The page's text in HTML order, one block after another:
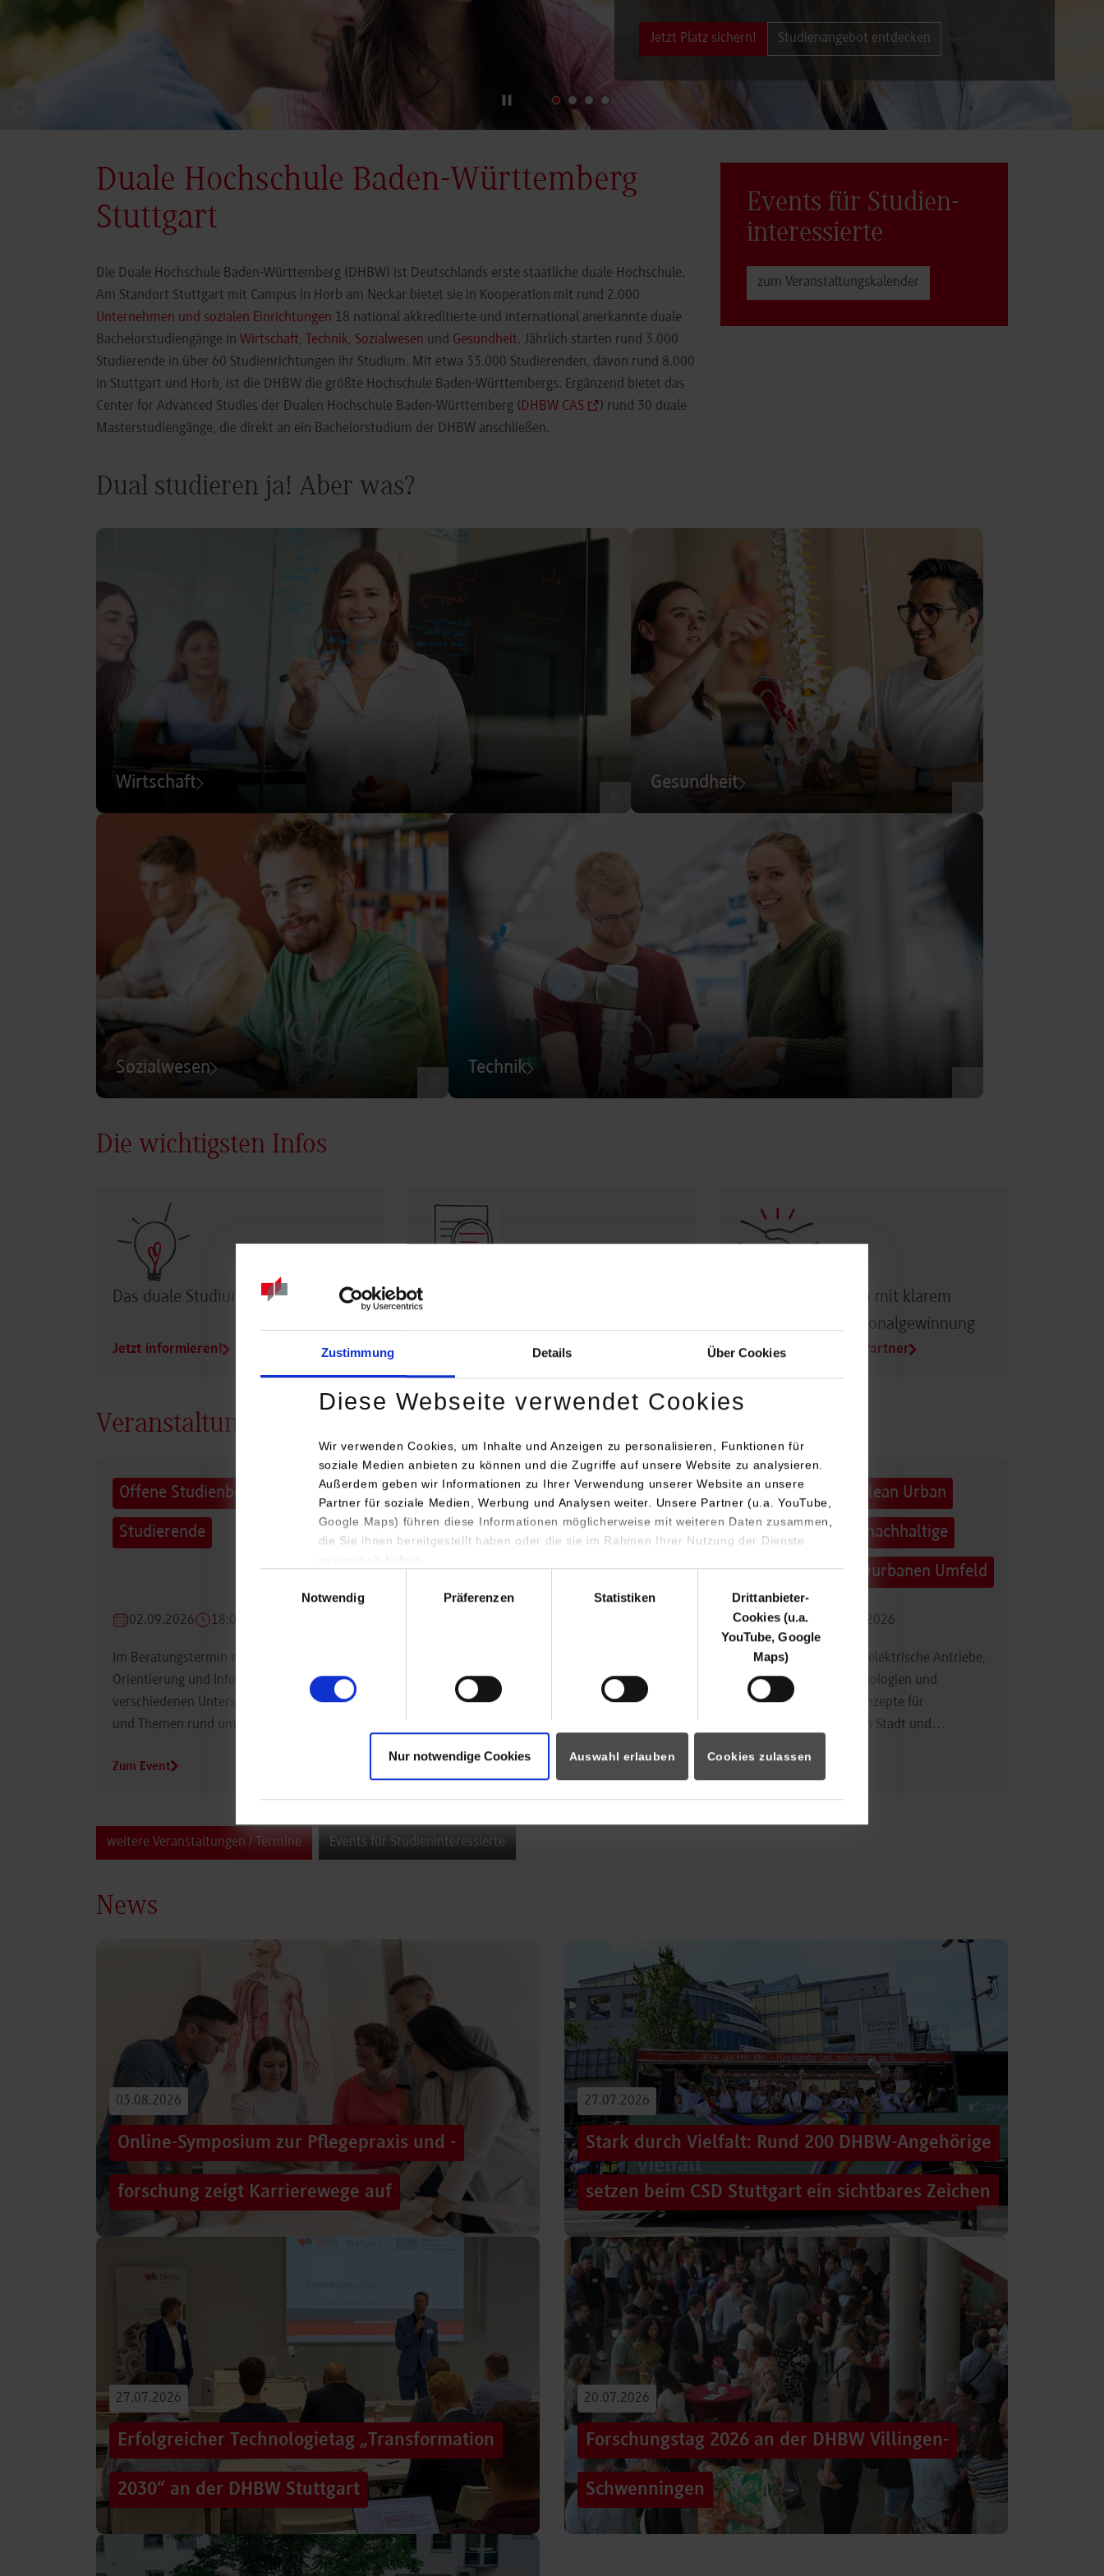
Zustimmung Details Über Cookies
Diese Webseite verwendet Cookies
Wir verwenden Cookies, um Inhalte und Anzeigen zu personalisieren, Funktionen für
soziale Medien anbieten zu können und die Zugriffe auf unsere Website zu analysieren.
Außerdem geben wir Informationen zu Ihrer Verwendung unserer Website an unsere
Partner für soziale Medien, Werbung und Analysen weiter. Unsere Partner (u.a. YouTube,
Google Maps) führen diese Informationen möglicherweise mit weiteren Daten zusammen,
die Sie ihnen bereitgestellt haben oder die sie im Rahmen Ihrer Nutzung der Dienste
Notwendig
Präferenzen Statistiken
Drittanbieter-
Cookies (u.a.
YouTube, Google
Maps)
Nur notwendige Cookies Auswahl erlauben Cookies zulassen
Jetzt Platz sichern! Studienangebot entdecken
Duale Hochschule Baden-Württemberg
Stuttgart
Die Duale Hochschule Baden-Württemberg (DHBW) ist Deutschlands erste staatliche duale Hochschule.
Am Standort Stuttgart mit Campus in Horb am Neckar bietet sie in Kooperation mit rund 2.000
Unternehmen und sozialen Einrichtungen 18 national akkreditierte und international anerkannte duale
Bachelorstudiengänge in Wirtschaft, Technik, Sozialwesen und Gesundheit. Jährlich starten rund 3.000
Studierende in über 60 Studienrichtungen ihr Studium. Mit etwa 33.000 Studierenden, davon rund 8.000
in Stuttgart und Horb, ist die DHBW die größte Hochschule Baden-Württembergs. Ergänzend bietet das
Center for Advanced Studies der Dualen Hochschule Baden-Württemberg (DHBW CAS
) rund 30 duale
Masterstudiengänge, die direkt an ein Bachelorstudium der DHBW anschließen.
Events für Studien­
interessierte
zum Veranstaltungs­kalender
Dual studieren ja! Aber was?
Wirtschaft Gesundheit
Sozialwesen Technik
Die wichtigsten Infos
Das duale Studium im Überblick
Jetzt informieren! Profil der DHBW Stuttgart
Dualer Partner sein mit klarem
Vorteil bei der Personalgewinnung
Alle Infos für Duale Partner
Veranstaltungen
Offene Studienberatung für
Studierende
02.09.2026 18:00 Uhr
Im Beratungstermin erhalten Studierende
Orientierung und Informationen zu
verschiedenen Unterstützungsmöglichkeiten
und Themen rund um das Studium.
Zum Event
INDIS-Infoveranstaltung für
Studierende
Studierende
Zum Event
Technologietag: Clean Urban
Transportation – nachhaltige
Mobilität im (sub)urbanen Umfeld
16.09.2026 - 17.09.2026
Im Mittelpunkt stehen elektrische Antriebe,
moderne Batterietechnologien und
innovative Fahrzeugkonzepte für
nachhaltige Mobilität in Stadt und…
weitere Veranstaltungen / Termine Events für Studieninteressierte
News
03.08.2026
Online-Symposium zur Pflegepraxis und -
forschung zeigt Karrierewege auf
Von der Promotion in Australien über die Weiterentwicklung
Führungsaufgaben – Drei…
Beitrag lesen
27.07.2026
Stark durch Vielfalt: Rund 200 DHBW-Angehörige
setzen beim CSD Stuttgart ein sichtbares Zeichen
Hunderttausende Menschen säumten am Samstag die Straßen der
Stuttgarter Innenstadt. Mitten im farbenfrohen Zug: ein eigener DHBW-
Truck, eine große…
Beitrag lesen
27.07.2026
Erfolgreicher Technologietag „Transformation
2030“ an der DHBW Stuttgart
Wie gelingt Transformation in einer Zeit, in der sich Technologien, Märkte
und gesellschaftliche Rahmenbedingungen immer schneller verändern?
Genau…
20.07.2026
Forschungstag 2026 an der DHBW Villingen-
Schwenningen
Grenzen überschreiten – und dennoch eine Verbindung schaffen, mit